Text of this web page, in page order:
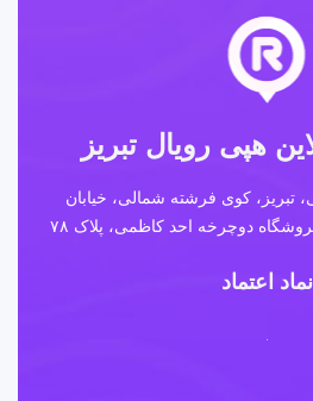
هپی رویال تبریز
تبریز، کوی فرشته شمالی، خیابان
دوچرخه احد کاظمی، پلاک ۷۸
نماد اعتماد